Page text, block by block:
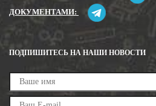
ДОКУМЕНТАМИ:
ПОДПИШИТЕСЬ НА НАШИ НОВОСТИ